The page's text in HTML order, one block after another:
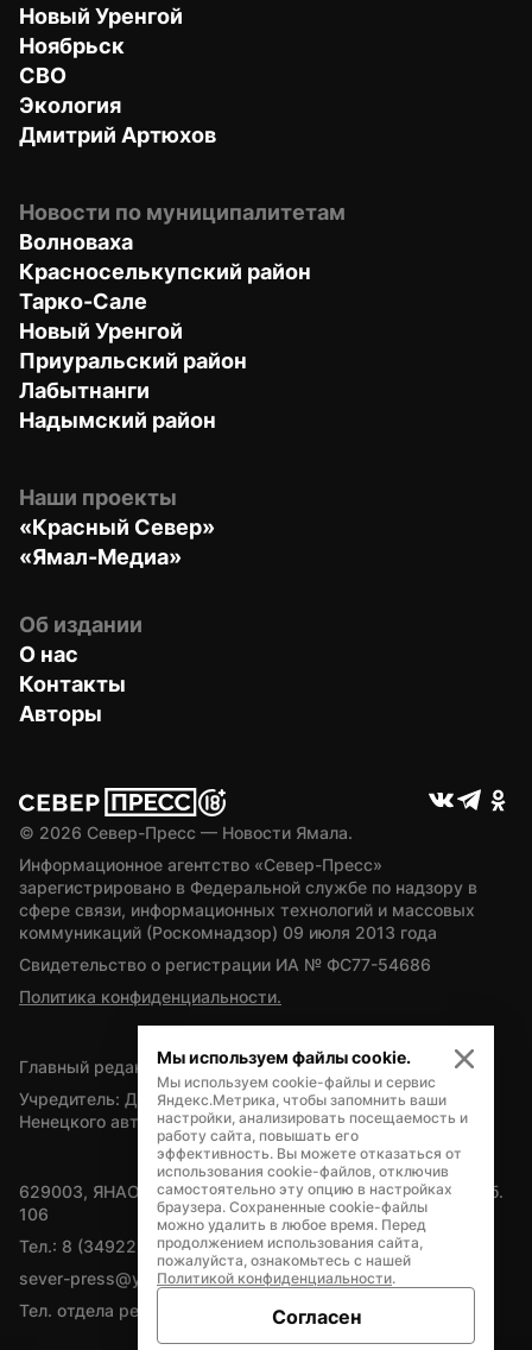
Новый Уренгой
Ноябрьск
СВО
Экология
Дмитрий Артюхов
Новости по муниципалитетам
Волноваха
Красноселькупский район
Тарко-Сале
Новый Уренгой
Приуральский район
Лабытнанги
Надымский район
Наши проекты
«Красный Север»
«Ямал-Медиа»
Об издании
О нас
Контакты
Авторы
© 2026 Север-Пресс — Новости Ямала.
Информационное агентство «Север-Пресс»
зарегистрировано в Федеральной службе по надзору в
сфере связи, информационных технологий и массовых
коммуникаций (Роскомнадзор) 09 июля 2013 года
Свидетельство о регистрации ИА № ФС77-54686
Политика конфиденциальности.
Главный редактор — А.Л. Поздеев
Учредитель: Департамент внутренней политики Ямало-
Ненецкого автономного округа
629003, ЯНАО, Салехард, мкр. Богдана Кнунянца, д.1, каб.
106
Тел.: 8 (34922) 71262
sever-press@yamal-media.ru
Тел. отдела рекламы: 8 (34922) 42728
Мы используем файлы cookie.
Мы используем cookie-файлы и сервис
Яндекс.Метрика, чтобы запомнить ваши
настройки, анализировать посещаемость и
работу сайта, повышать его
эффективность. Вы можете отказаться от
использования cookie-файлов, отключив
самостоятельно эту опцию в настройках
браузера. Сохраненные cookie-файлы
можно удалить в любое время. Перед
продолжением использования сайта,
пожалуйста, ознакомьтесь с нашей
Политикой конфиденциальности.
Согласен